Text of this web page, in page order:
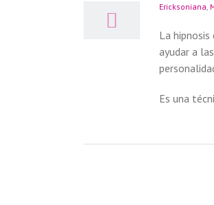
Ericksoniana,
La
ayudar a
Es una